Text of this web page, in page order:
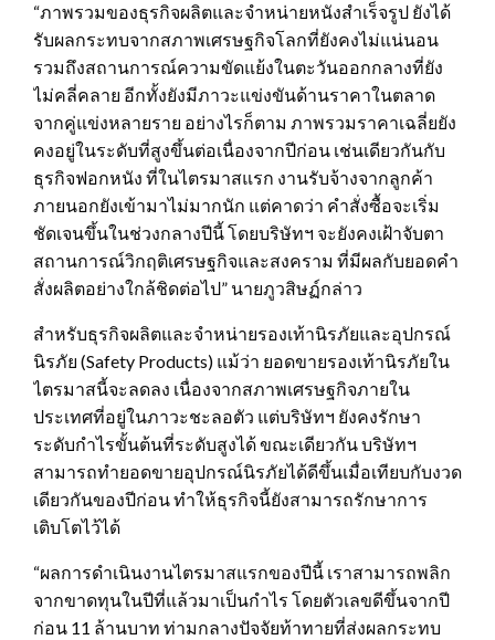
“ภาพรวมของธุรกิจผลิตและจำหน่ายหนังสำเร็จรูป ยังได้
รับผลกระทบจากสภาพเศรษฐกิจโลกที่ยังคงไม่แน่นอน
รวมถึงสถานการณ์ความขัดแย้งในตะวันออกกลางที่ยัง
ไม่คลี่คลาย อีกทั้งยังมีภาวะแข่งขันด้านราคาในตลาด
จากคู่แข่งหลายราย อย่างไรก็ตาม ภาพรวมราคาเฉลี่ยยัง
คงอยู่ในระดับที่สูงขึ้นต่อเนื่องจากปีก่อน เช่นเดียวกันกับ
ธุรกิจฟอกหนัง ที่ในไตรมาสแรก งานรับจ้างจากลูกค้า
ภายนอกยังเข้ามาไม่มากนัก แต่คาดว่า คำสั่งซื้อจะเริ่ม
ชัดเจนขึ้นในช่วงกลางปีนี้ โดยบริษัทฯ จะยังคงเฝ้าจับตา
สถานการณ์วิกฤติเศรษฐกิจและสงคราม ที่มีผลกับยอดคำ
สั่งผลิตอย่างใกล้ชิดต่อไป” นายภูวสิษฏ์กล่าว
สำหรับธุรกิจผลิตและจำหน่ายรองเท้านิรภัยและอุปกรณ์
นิรภัย (Safety Products) แม้ว่า ยอดขายรองเท้านิรภัยใน
ไตรมาสนี้จะลดลง เนื่องจากสภาพเศรษฐกิจภายใน
ประเทศที่อยู่ในภาวะชะลอตัว แต่บริษัทฯ ยังคงรักษา
ระดับกำไรขั้นต้นที่ระดับสูงได้ ขณะเดียวกัน บริษัทฯ
สามารถทำยอดขายอุปกรณ์นิรภัยได้ดีขึ้นเมื่อเทียบกับงวด
เดียวกันของปีก่อน ทำให้ธุรกิจนี้ยังสามารถรักษาการ
เติบโตไว้ได้
“ผลการดำเนินงานไตรมาสแรกของปีนี้ เราสามารถพลิก
จากขาดทุนในปีที่แล้วมาเป็นกำไร โดยตัวเลขดีขึ้นจากปี
ก่อน 11 ล้านบาท ท่ามกลางปัจจัยท้าทายที่ส่งผลกระทบ